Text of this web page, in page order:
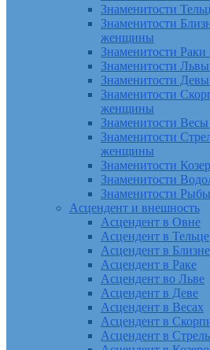
Знаменитости
Знаменитости
женщины
Знаменитости
Знаменитости
Знаменитости
Знаменитости
женщины
Знаменитости
Знаменитости
женщины
Знаменитости
Знаменитости
Знаменитости
Асцендент и внешность
Асцендент в Овне
Асцендент в Тельце
Асцендент в
Асцендент в Раке
Асцендент во Льве
Асцендент в Деве
Асцендент в Весах
Асцендент в
Асцендент в